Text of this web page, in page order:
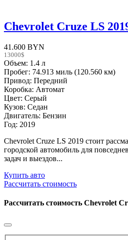
Chevrolet Cruze LS
41.600 BYN
13000$
Объем: 1.4 л
Пробег: 74.913 миль (120.560 км)
Привод: Передний
Коробка: Автомат
Цвет: Серый
Кузов: Седан
Двигатель: Бензин
Год: 2019
Chevrolet Cruze LS 2019 стоит
городской автомобиль для
задач и выездов...
Купить авто
Рассчитать стоимость
Рассчитать стоимость Chevrolet